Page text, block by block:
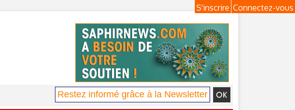
Connectez-vous
S'inscrire